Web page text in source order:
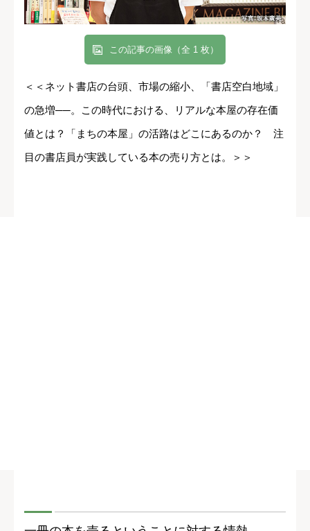
この記事の画像（全 1 枚）
＜＜ネット書店の台頭、市場の縮小、「書店空白地域」
の急増──。この時代における、リアルな本屋の存在価
値とは？「まちの本屋」の活路はどこにあるのか？ 注
目の書店員が実践している本の売り方とは。＞＞